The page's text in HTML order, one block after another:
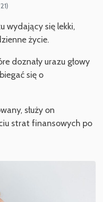
wydający się lekki,
życie.
doznały urazu głowy
się o
służy on
strat finansowych po